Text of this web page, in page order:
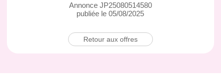
Annonce JP25080514580
publiée le 05/08/2025
Retour aux offres